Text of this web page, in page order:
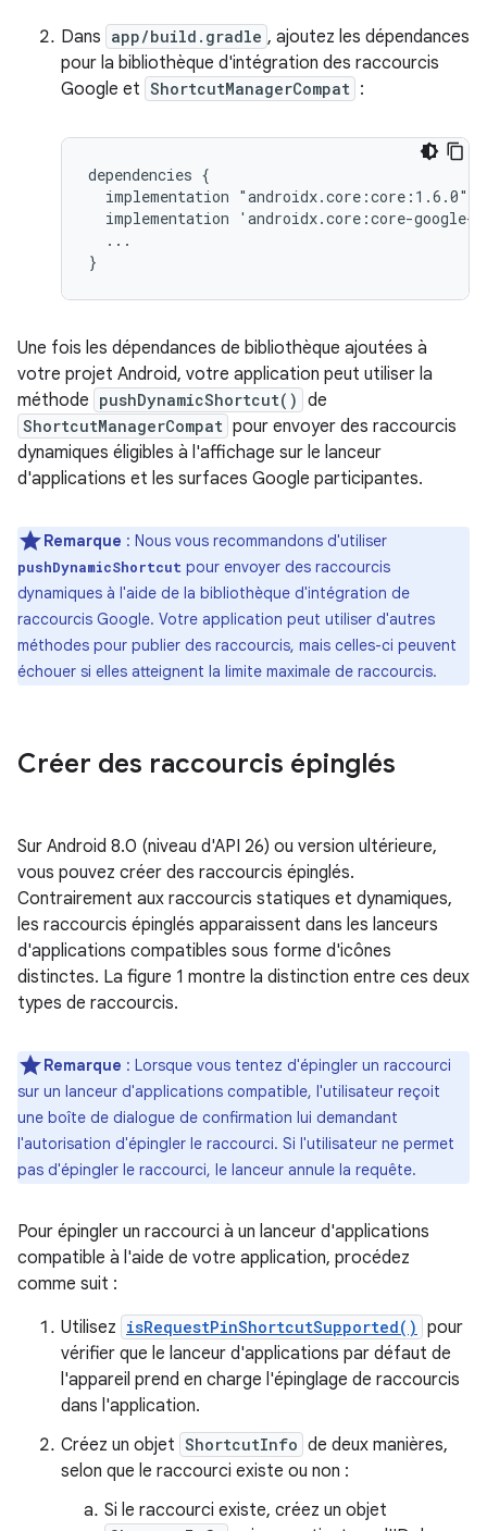
Dans app/build.gradle , ajoutez les dépendances
pour la bibliothèque d'intégration des raccourcis
Google et ShortcutManagerCompat :
dependencies
implementation
implementation
...
Une fois les dépendances de bibliothèque ajoutées à
votre projet Android, votre application peut utiliser la
méthode pushDynamicShortcut() de
ShortcutManagerCompat pour envoyer des raccourcis
dynamiques éligibles à l'affichage sur le lanceur
d'applications et les surfaces Google participantes.
Remarque : Nous vous recommandons d'utiliser
pushDynamicShortcut pour envoyer des raccourcis
dynamiques à l'aide de la bibliothèque d'intégration de
raccourcis Google. Votre application peut utiliser d'autres
méthodes pour publier des raccourcis, mais celles-ci peuvent
échouer si elles atteignent la limite maximale de raccourcis.
Créer des raccourcis épinglés
Sur Android 8.0 (niveau d'API 26) ou version ultérieure,
vous pouvez créer des raccourcis épinglés.
Contrairement aux raccourcis statiques et dynamiques,
les raccourcis épinglés apparaissent dans les lanceurs
d'applications compatibles sous forme d'icônes
distinctes. La figure 1 montre la distinction entre ces deux
types de raccourcis.
Remarque : Lorsque vous tentez d'épingler un raccourci
sur un lanceur d'applications compatible, l'utilisateur reçoit
une boîte de dialogue de confirmation lui demandant
l'autorisation d'épingler le raccourci. Si l'utilisateur ne permet
pas d'épingler le raccourci, le lanceur annule la requête.
Pour épingler un raccourci à un lanceur d'applications
compatible à l'aide de votre application, procédez
comme suit :
Utilisez isRequestPinShortcutSupported() pour
vérifier que le lanceur d'applications par défaut de
l'appareil prend en charge l'épinglage de raccourcis
dans l'application.
Créez un objet ShortcutInfo de deux manières,
selon que le raccourci existe ou non :
Si le raccourci existe, créez un objet